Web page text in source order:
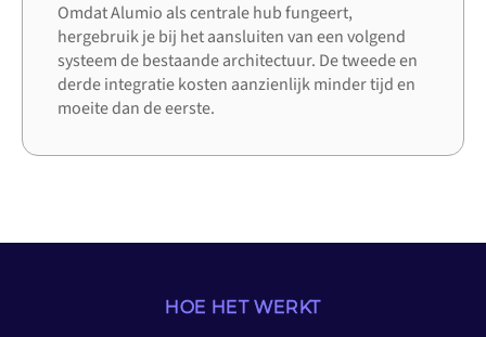
Omdat Alumio als centrale hub fungeert,
hergebruik je bij het aansluiten van een volgend
systeem de bestaande architectuur. De tweede en
derde integratie kosten aanzienlijk minder tijd en
moeite dan de eerste.
HOE HET WERKT